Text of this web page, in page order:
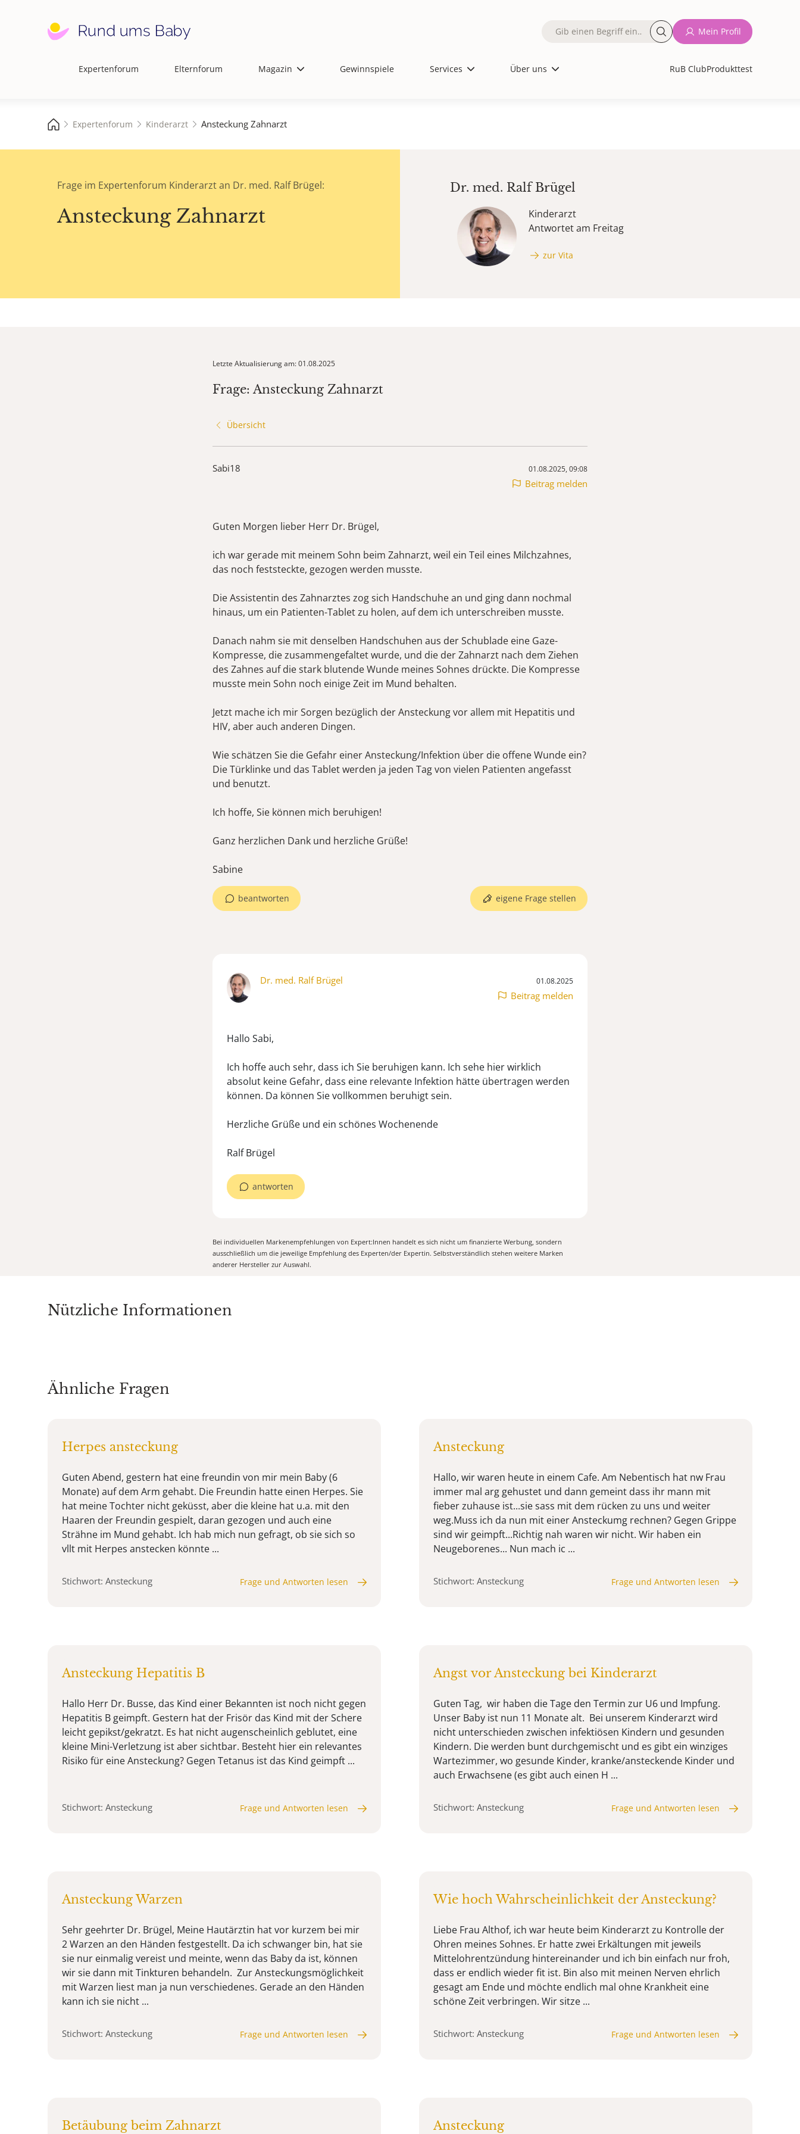
Hauptnavigation
Expertenforum Elternforum Magazin Gewinnspiele Services Über uns RuB ClubProdukttest
Fulltext
Mein Profil
Expertenforum Kinderarzt Ansteckung Zahnarzt
Frage im Expertenforum Kinderarzt an Dr. med. Ralf Brügel:
Ansteckung Zahnarzt
Dr. med. RalfBrügel
Kinderarzt
Antwortet am Freitag
zur Vita
Letzte Aktualisierung am: 01.08.2025
Frage: Ansteckung Zahnarzt
Übersicht
Sabi18 01.08.2025, 09:08
Beitrag melden
Guten Morgen lieber Herr Dr. Brügel,
ich war gerade mit meinem Sohn beim Zahnarzt, weil ein Teil eines Milchzahnes,
das noch feststeckte, gezogen werden musste.
Die Assistentin des Zahnarztes zog sich Handschuhe an und ging dann nochmal
hinaus, um ein Patienten-Tablet zu holen, auf dem ich unterschreiben musste.
Danach nahm sie mit denselben Handschuhen aus der Schublade eine Gaze-
Kompresse, die zusammengefaltet wurde, und die der Zahnarzt nach dem Ziehen
des Zahnes auf die stark blutende Wunde meines Sohnes drückte. Die Kompresse
musste mein Sohn noch einige Zeit im Mund behalten.
Jetzt mache ich mir Sorgen bezüglich der Ansteckung vor allem mit Hepatitis und
HIV, aber auch anderen Dingen.
Wie schätzen Sie die Gefahr einer Ansteckung/Infektion über die offene Wunde ein?
Die Türklinke und das Tablet werden ja jeden Tag von vielen Patienten angefasst
und benutzt.
Ich hoffe, Sie können mich beruhigen!
Ganz herzlichen Dank und herzliche Grüße!
beantworten eigene Frage stellen
Dr. med. Ralf Brügel 01.08.2025
Beitrag melden
Hallo Sabi,
Ich hoffe auch sehr, dass ich Sie beruhigen kann. Ich sehe hier wirklich
absolut keine Gefahr, dass eine relevante Infektion hätte übertragen werden
können. Da können Sie vollkommen beruhigt sein.
Herzliche Grüße und ein schönes Wochenende
antworten
Bei individuellen Markenempfehlungen von Expert:Innen handelt es sich nicht um finanzierte Werbung, sondern
ausschließlich um die jeweilige Empfehlung des Experten/der Expertin. Selbstverständlich stehen weitere Marken
anderer Hersteller zur Auswahl.
Nützliche Informationen
Ähnliche Fragen
Herpes ansteckung
Guten Abend, gestern hat eine freundin von mir mein Baby (6
Monate) auf dem Arm gehabt. Die Freundin hatte einen Herpes. Sie
hat meine Tochter nicht geküsst, aber die kleine hat u.a. mit den
Haaren der Freundin gespielt, daran gezogen und auch eine
Strähne im Mund gehabt. Ich hab mich nun gefragt, ob sie sich so
vllt mit Herpes anstecken könnte ...
Stichwort: Ansteckung Frage und Antworten lesen
Ansteckung
Hallo, wir waren heute in einem Cafe. Am Nebentisch hat nw Frau
immer mal arg gehustet und dann gemeint dass ihr mann mit
fieber zuhause ist...sie sass mit dem rücken zu uns und weiter
weg.Muss ich da nun mit einer Ansteckumg rechnen? Gegen Grippe
sind wir geimpft...Richtig nah waren wir nicht. Wir haben ein
Neugeborenes... Nun mach ic ...
Stichwort: Ansteckung Frage und Antworten lesen
Ansteckung Hepatitis B
Hallo Herr Dr. Busse, das Kind einer Bekannten ist noch nicht gegen
Hepatitis B geimpft. Gestern hat der Frisör das Kind mit der Schere
leicht gepikst/gekratzt. Es hat nicht augenscheinlich geblutet, eine
kleine Mini-Verletzung ist aber sichtbar. Besteht hier ein relevantes
Risiko für eine Ansteckung? Gegen Tetanus ist das Kind geimpft ...
Stichwort: Ansteckung Frage und Antworten lesen
Angst vor Ansteckung bei Kinderarzt
Guten Tag, wir haben die Tage den Termin zur U6 und Impfung.
Unser Baby ist nun 11 Monate alt. Bei unserem Kinderarzt wird
nicht unterschieden zwischen infektiösen Kindern und gesunden
Kindern. Die werden bunt durchgemischt und es gibt ein winziges
Wartezimmer, wo gesunde Kinder, kranke/ansteckende Kinder und
auch Erwachsene (es gibt auch einen H ...
Stichwort: Ansteckung Frage und Antworten lesen
Ansteckung Warzen
Sehr geehrter Dr. Brügel, Meine Hautärztin hat vor kurzem bei mir
2 Warzen an den Händen festgestellt. Da ich schwanger bin, hat sie
sie nur einmalig vereist und meinte, wenn das Baby da ist, können
wir sie dann mit Tinkturen behandeln. Zur Ansteckungsmöglichkeit
mit Warzen liest man ja nun verschiedenes. Gerade an den Händen
kann ich sie nicht ...
Stichwort: Ansteckung Frage und Antworten lesen
Wie hoch Wahrscheinlichkeit der Ansteckung?
Liebe Frau Althof, ich war heute beim Kinderarzt zu Kontrolle der
Ohren meines Sohnes. Er hatte zwei Erkältungen mit jeweils
Mittelohrentzündung hintereinander und ich bin einfach nur froh,
dass er endlich wieder fit ist. Bin also mit meinen Nerven ehrlich
gesagt am Ende und möchte endlich mal ohne Krankheit eine
schöne Zeit verbringen. Wir sitze ...
Stichwort: Ansteckung Frage und Antworten lesen
Betäubung beim Zahnarzt Ansteckung